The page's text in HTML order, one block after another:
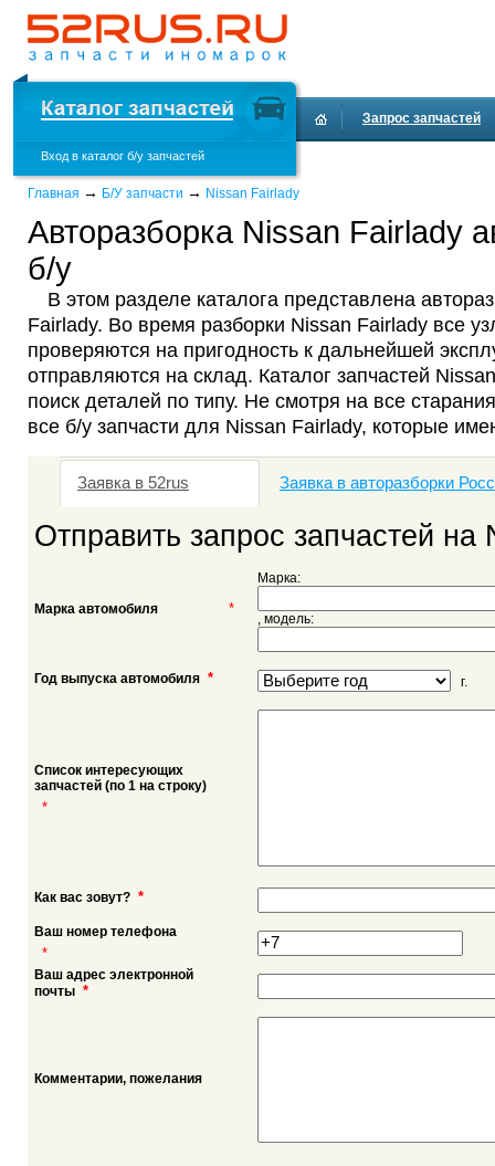
Вход в каталог б/у запчастей
Запрос запчастей
Главная → Б/У запчасти → Nissan Fairlady
Авторазборка Nissan Fairlady
б/у
В этом разделе каталога представлена
Fairlady. Во время разборки Nissan Fairlady все
проверяются на пригодность к дальнейшей
отправляются на склад. Каталог запчастей
поиск деталей по типу. Не смотря на все
все б/у запчасти для Nissan Fairlady, которые
Заявка в 52rus Заявка в авторазборки
Отправить запрос запчастей на
Марка автомобиля *
Марка:
, модель:
Год выпуска автомобиля * г.
Список интересующих
запчастей (по 1 на строку)
*
Как вас зовут? *
Ваш номер телефона
*
Ваш адрес электронной
почты *
Комментарии, пожелания